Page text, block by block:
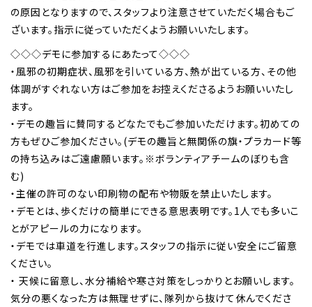
の原因となりますので、スタッフより注意させていただく場合もご
ざいます。指示に従っていただくようお願いいたします。
◇◇◇デモに参加するにあたって◇◇◇
・風邪の初期症状、風邪を引いている方、熱が出ている方、その他
体調がすぐれない方はご参加をお控えくださるようお願いいたし
ます。
・デモの趣旨に賛同するどなたでもご参加いただけます。初めての
方もぜひご参加ください。(デモの趣旨と無関係の旗・プラカード等
の持ち込みはご遠慮願います。※ボランティアチームのぼりも含
む)
・主催の許可のない印刷物の配布や物販を禁止いたします。
・デモとは、歩くだけの簡単にできる意思表明です。1人でも多いこ
とがアピールの力になります。
・デモでは車道を行進します。スタッフの指示に従い安全にご留意
ください。
・ 天候に留意し、水分補給や寒さ対策をしっかりとお願いします。
気分の悪くなった方は無理せずに、隊列から抜けて休んでくださ